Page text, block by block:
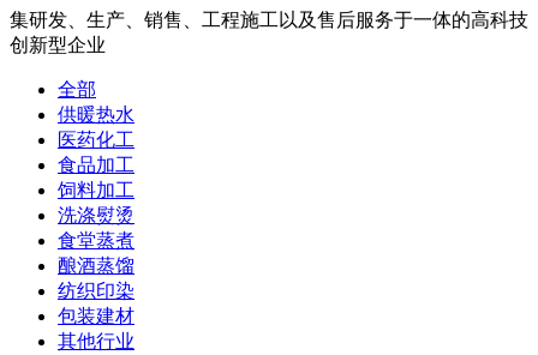
集研发、生产、销售、工程施工以及售后服务于一体的高科技
创新型企业
全部
供暖热水
医药化工
食品加工
饲料加工
洗涤熨烫
食堂蒸煮
酿酒蒸馏
纺织印染
包装建材
其他行业